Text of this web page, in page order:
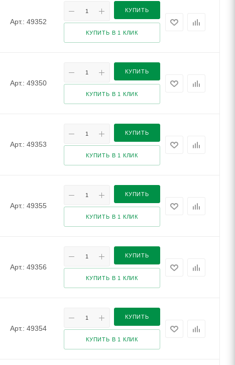
Арт.: 49352
КУПИТЬ
КУПИТЬ В 1 КЛИК
Арт.: 49350
КУПИТЬ
КУПИТЬ В 1 КЛИК
Арт.: 49353
КУПИТЬ
КУПИТЬ В 1 КЛИК
Арт.: 49355
КУПИТЬ
КУПИТЬ В 1 КЛИК
Арт.: 49356
КУПИТЬ
КУПИТЬ В 1 КЛИК
Арт.: 49354
КУПИТЬ
КУПИТЬ В 1 КЛИК